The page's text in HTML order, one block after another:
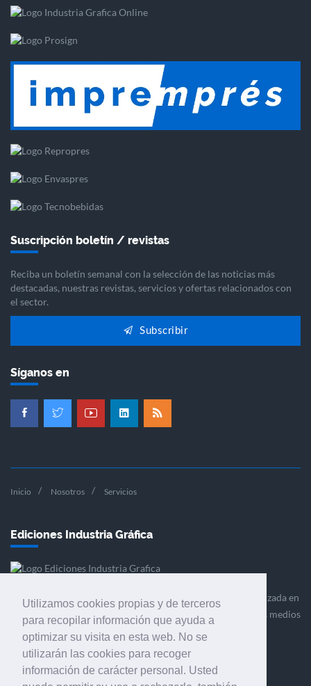
Utilizamos cookies propias y de terceros
para recopilar información que ayuda a
optimizar su visita en esta web. No se
utilizarán las cookies para recoger
información de carácter personal. Usted
Suscripción boletín / revistas
Reciba un boletín semanal con la selección de las noticias más
destacadas, nuestras revistas, servicios y ofertas relacionados con
el sector.
Subscribir
Síganos en
Inicio Nosotros Servicios
Ediciones Industria Gráfica
Ediciones Industria Gráfica es una empresa editora especializada en
el mercado de la comunicación gráfica que engloba diversos medios
profesionales especializados en el mercado gráfico, la
comunicación visual y el envasado.